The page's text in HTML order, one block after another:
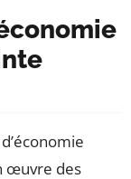
œuvre des